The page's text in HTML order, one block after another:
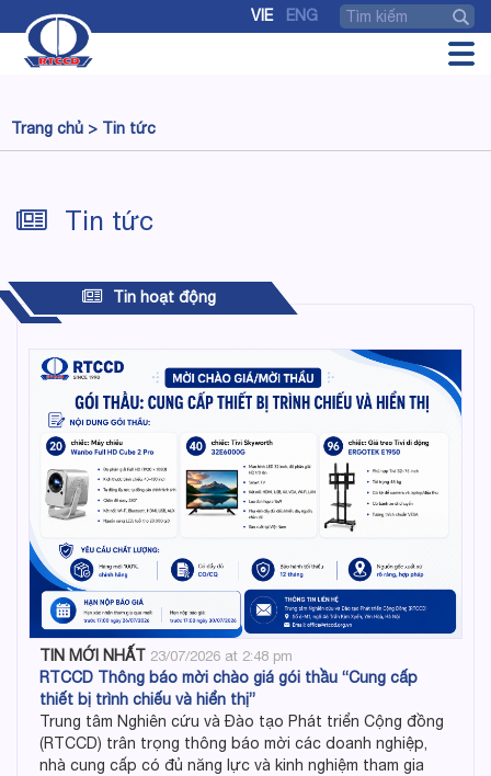
VIE ENG
Trang chủ > Tin tức
Tin tức
Tin hoạt động
TIN MỚI NHẤT 23/07/2026 at 2:48 pm
RTCCD Thông báo mời chào giá gói thầu “Cung cấp
thiết bị trình chiếu và hiển thị”
Trung tâm Nghiên cứu và Đào tạo Phát triển Cộng đồng
(RTCCD) trân trọng thông báo mời các doanh nghiệp,
nhà cung cấp có đủ năng lực và kinh nghiệm tham gia